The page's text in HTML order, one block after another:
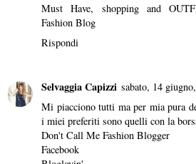
Must Have, shopping and
Fashion Blog
Rispondi
Selvaggia Capizzi sabato, 14
Mi piacciono tutti ma per mia pura
i miei preferiti sono quelli con la
Don't Call Me Fashion Blogger
Facebook